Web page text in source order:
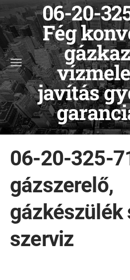
06-20-
Fég
javítás
06-20-325-
gázszerelő,
gázkészülék
szerviz